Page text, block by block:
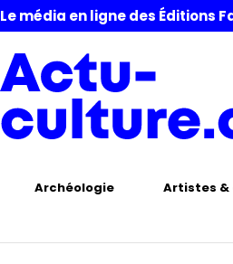
Le média en ligne des Éditions
Archéologie Artistes